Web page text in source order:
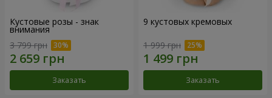
Кустовые розы - знак
внимания
3 799 грн
Заказать
9 кустовых кремовых
1 999 грн
Заказать